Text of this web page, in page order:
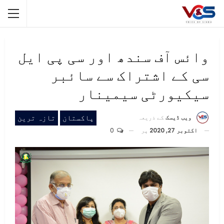
وائس آف سندھ اور سی پی ایل
سی کے اشتراک سے سائبر
سیکیورٹی سیمینار
پاکستان تازہ ترین ویب ڈیسک کے ذریعہ
اکتوبر 27, 2020
پر